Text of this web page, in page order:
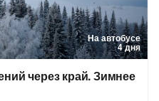
На автобусе
4 дня
через край. Зимнее